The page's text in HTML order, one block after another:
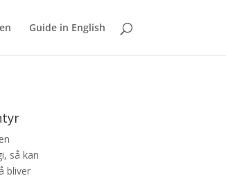
Guide in English
så kan
bliver